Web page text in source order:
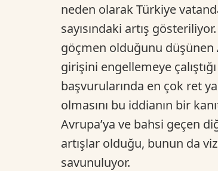
neden olarak Türkiye
sayısındaki artış
göçmen olduğunu
girişini engellemeye
başvurularında en çok ret
olmasını bu iddianın bir
Avrupa’ya ve bahsi geçen
artışlar olduğu, bunun da
savunuluyor.